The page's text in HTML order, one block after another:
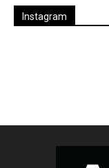
Instagram